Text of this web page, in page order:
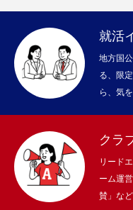
就活
地方国
る、限
ら、気
クラ
リード
ーム運
賛」な